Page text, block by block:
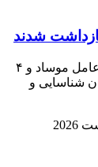
محمودآباد آنلاین : وزارت اطلاعات اعلام کرد: ۲۱ عامل موساد و ۴
شناسایی و